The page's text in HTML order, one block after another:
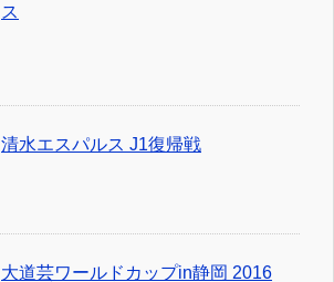
ス
清水エスパルス J1復帰戦
大道芸ワールドカップin静岡 2016